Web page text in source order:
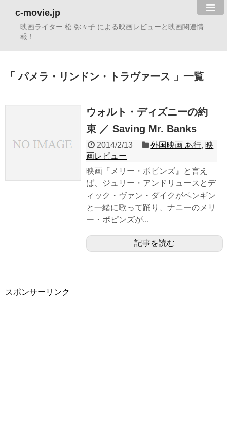
c-movie.jp
映画ライター 松 弥々子 による映画レビューと映画関連情
報！
パメラ・リンドン・トラヴァース 一覧
ウォルト・ディズニーの約
束 ／ Saving Mr. Banks
2014/2/13 外国映画 あ行, 映
画レビュー
映画『メリー・ポピンズ』と言え
ば、ジュリー・アンドリュースとデ
ィック・ヴァン・ダイクがペンギン
と一緒に歌って踊り、ナニーのメリ
ー・ポピンズが...
記事を読む
スポンサーリンク